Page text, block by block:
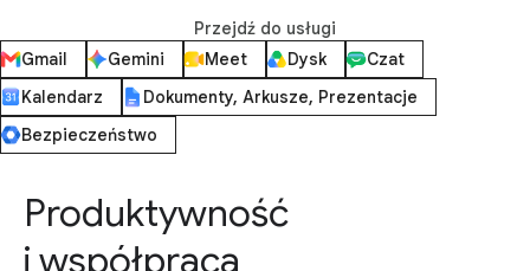
Przejdź do usługi
Gmail
Gemini Meet Dysk
Czat
Kalendarz
Dokumenty, Arkusze, Prezentacje
Bezpieczeństwo
Produktywność
i współpraca